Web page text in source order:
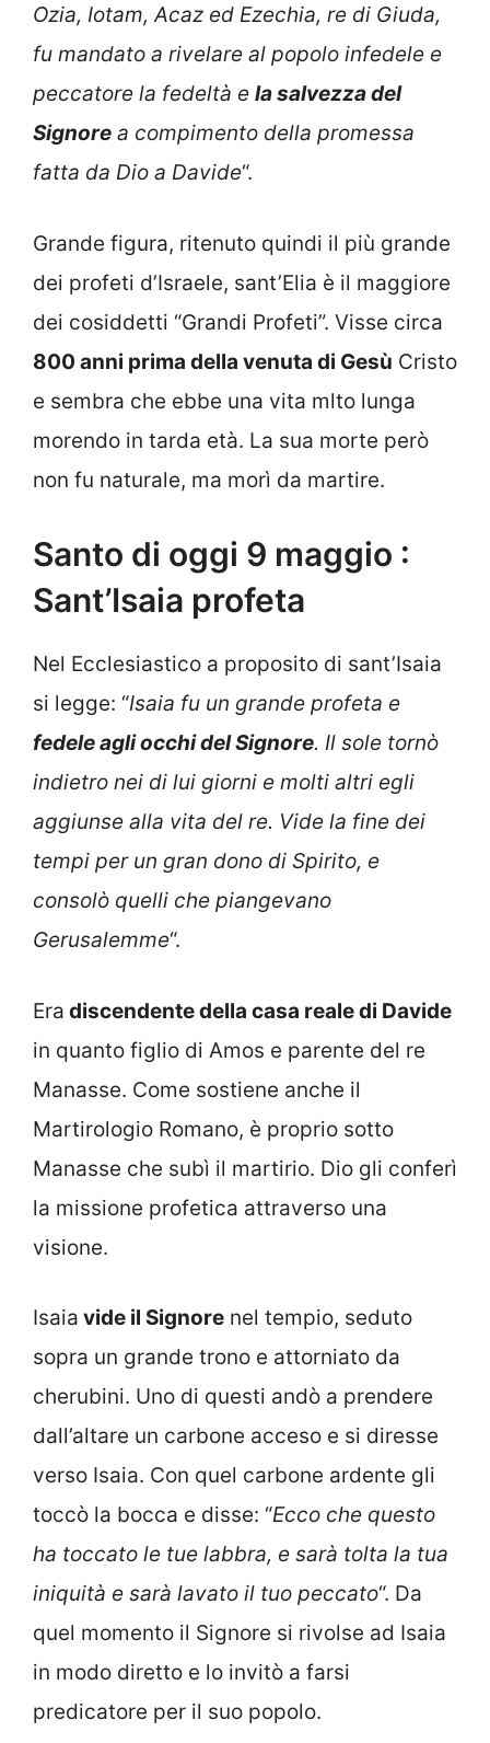
Ozia, Iotam, Acaz ed Ezechia, re di Giuda,
fu mandato a rivelare al popolo infedele e
peccatore la fedeltà e la salvezza del
Signore a compimento della promessa
fatta da Dio a Davide“.
Grande figura, ritenuto quindi il più grande
dei profeti d’Israele, sant’Elia è il maggiore
dei cosiddetti “Grandi Profeti”. Visse circa
800 anni prima della venuta di Gesù Cristo
e sembra che ebbe una vita mlto lunga
morendo in tarda età. La sua morte però
non fu naturale, ma morì da martire.
Santo di oggi 9 maggio :
Sant’Isaia profeta
Nel Ecclesiastico a proposito di sant’Isaia
si legge: “Isaia fu un grande profeta e
fedele agli occhi del Signore. Il sole tornò
indietro nei di lui giorni e molti altri egli
aggiunse alla vita del re. Vide la fine dei
tempi per un gran dono di Spirito, e
consolò quelli che piangevano
Gerusalemme“.
Era discendente della casa reale di Davide
in quanto figlio di Amos e parente del re
Manasse. Come sostiene anche il
Martirologio Romano, è proprio sotto
Manasse che subì il martirio. Dio gli conferì
la missione profetica attraverso una
visione.
Isaia vide il Signore nel tempio, seduto
sopra un grande trono e attorniato da
cherubini. Uno di questi andò a prendere
dall’altare un carbone acceso e si diresse
verso Isaia. Con quel carbone ardente gli
toccò la bocca e disse: “Ecco che questo
ha toccato le tue labbra, e sarà tolta la tua
iniquità e sarà lavato il tuo peccato“. Da
quel momento il Signore si rivolse ad Isaia
in modo diretto e lo invitò a farsi
predicatore per il suo popolo.